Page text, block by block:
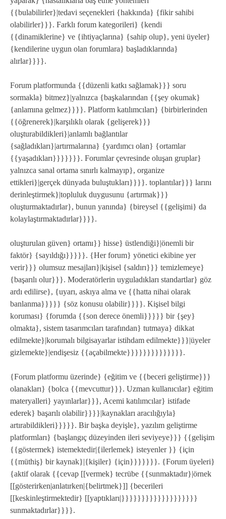
{{bulabilirler}|tedavi seçenekleri {hakkında} {fikir sahibi
olabilirler}}}. Farklı forum kategorileri} {kendi
{{dinamiklerine} ve {ihtiyaçlarına} {sahip olup}, yeni üyeler}
{kendilerine uygun olan forumlara} başladıklarında}
alırlar}}}}.
Forum platformunda {{düzenli katkı sağlamak}}} soru
sormakla} bitmez}|yalnızca {başkalarından {{şey okumak}
{anlamına gelmez}}}}. Platform katılımcıları} {birbirlerinden
{{öğrenerek}|karşılıklı olarak {gelişerek}}}
oluşturabildikleri}|anlamlı bağlantılar
{sağladıkları}|artırmalarına} {yardımcı olan} {ortamlar
{{yaşadıkları}}}}}}}. Forumlar çevresinde oluşan gruplar}
yalnızca sanal ortama sınırlı kalmayıp}, organize
ettikleri}|gerçek dünyada buluştukları}}}}. toplantılar}}} larını
derinleştirmek}|topluluk duygusunu {artırmak}}}
oluşturmaktadırlar}, bunun yanında} {bireysel {{gelişimi} da
kolaylaştırmaktadırlar}}}}.
oluşturulan güven} ortamı}} hisse} üstlendiği}|önemli bir
faktör} {sayıldığı}}}}}. {Her forum} yönetici ekibine yer
verir}}} olumsuz mesajları}|kişisel {saldırı}}} temizlemeye}
{başarılı olur}}}. Moderatörlerin uyguladıkları standartlar} göz
ardı edilirse}, {uyarı, askıya alma ve {{hatta nihai olarak
banlanma}}}}} {söz konusu olabilir}}}}. Kişisel bilgi
koruması} {forumda {{son derece önemli}}}}} bir {şey}
olmakta}, sistem tasarımcıları tarafından} tutmaya} dikkat
edilmekte}|korumalı bilgisayarlar istihdam edilmekte}}}|üyeler
gizlemekte}|endişesiz {{açabilmekte}}}}}}}}}}}}}}.
{Forum platformu üzerinde} {eğitim ve {{beceri geliştirme}}}
olanakları} {bolca {{mevcuttur}}}. Uzman kullanıcılar} eğitim
materyalleri} yayınlarlar}}}, Acemi katılımcılar} istifade
ederek} başarılı olabilir}}}}|kaynakları aracılığıyla}
artırabildikleri}}}}}. Bir başka deyişle}, yazılım geliştirme
platformları} {başlangıç düzeyinden ileri seviyeye}}} {{gelişim
{{göstermek} istemektedir|{ilerlemek} isteyenler }} {için
{{müthiş} bir kaynak}|{kişiler} {için}}}}}}}. {Forum üyeleri}
{aktif olarak {{cevap [[vermek} tecrübe {{sunmaktadır}|örnek
[[gösterirken|anlatırken|{belirtmek}]] {becerileri
[[keskinleştirmektedir} [[yaptıkları|}}}}}}}}}}}}}}}}}}}
sunmaktadırlar}}}}.